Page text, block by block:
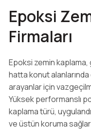
Epoksi
Firmaları
Epoksi zemin
hatta konut alanlarında
arayanlar için
Yüksek performanslı
kaplama türü,
ve üstün koruma